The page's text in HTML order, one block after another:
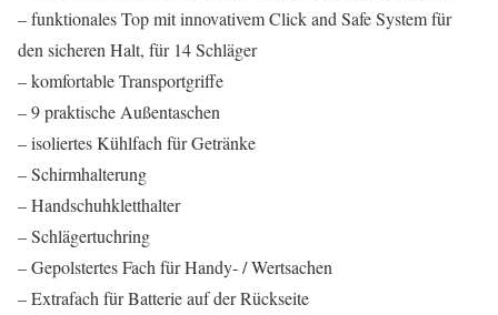
– funktionales Top mit innovativem Click and Safe System für
den sicheren Halt, für 14 Schläger
– komfortable Transportgriffe
– 9 praktische Außentaschen
– isoliertes Kühlfach für Getränke
– Schirmhalterung
– Handschuhkletthalter
– Schlägertuchring
– Gepolstertes Fach für Handy- / Wertsachen
– Extrafach für Batterie auf der Rückseite